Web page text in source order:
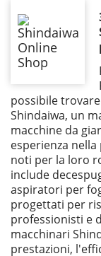
possibile
Shindaiwa, un
macchine da
esperienza
noti per la loro
include
aspiratori per
progettati per
professionisti e
macchinari
prestazioni,